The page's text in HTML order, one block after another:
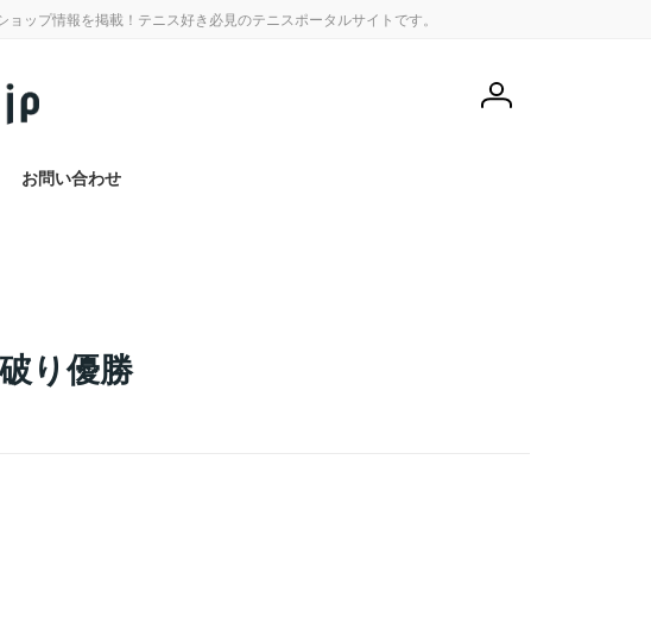
ップ情報を掲載！テニス好き必見のテニスポータルサイトです。
会
お問い合わせ
り優勝